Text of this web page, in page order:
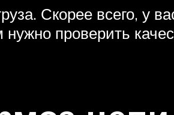
Скорее всего, у
проверить